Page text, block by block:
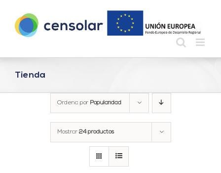
contenido
Tienda
Ordena por Popularidad
Mostrar 24 productos